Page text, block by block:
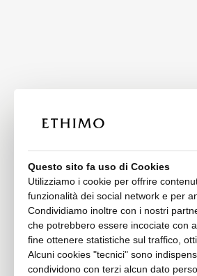
Questo sito fa uso di Cookies
Utilizziamo i cookie per offrire
funzionalità dei social network e per
Condividiamo inoltre con i nostri
che potrebbero essere incociate con
fine ottenere statistiche sul traffico,
Alcuni cookies "tecnici" sono
condividono con terzi alcun dato